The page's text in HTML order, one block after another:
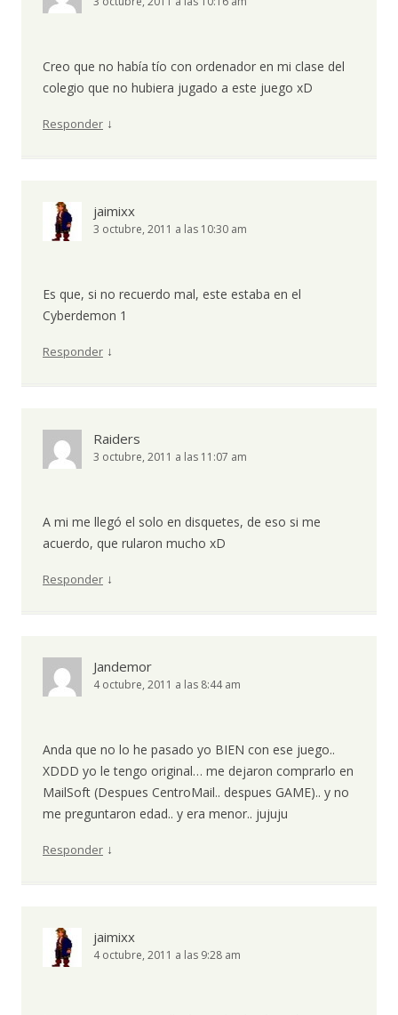
Creo que no había tío con ordenador en mi clase del
colegio que no hubiera jugado a este juego xD
Responder ↓
jaimixx
3 octubre, 2011 a las 10:30 am
Es que, si no recuerdo mal, este estaba en el
Cyberdemon 1
Responder ↓
Raiders
3 octubre, 2011 a las 11:07 am
A mi me llegó el solo en disquetes, de eso si me
acuerdo, que rularon mucho xD
Responder ↓
Jandemor
4 octubre, 2011 a las 8:44 am
Anda que no lo he pasado yo BIEN con ese juego..
XDDD yo le tengo original… me dejaron comprarlo en
MailSoft (Despues CentroMail.. despues GAME).. y no
me preguntaron edad.. y era menor.. jujuju
Responder ↓
jaimixx
4 octubre, 2011 a las 9:28 am